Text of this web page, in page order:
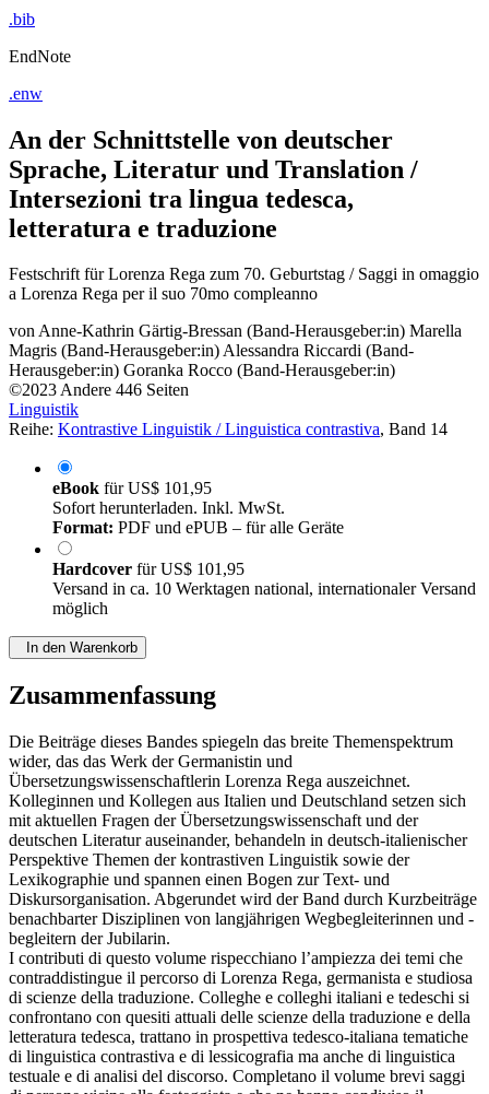
.bib
EndNote
.enw
An der Schnittstelle von deutscher
Sprache, Literatur und Translation /
Intersezioni tra lingua tedesca,
letteratura e traduzione
Festschrift für Lorenza Rega zum 70. Geburtstag / Saggi in omaggio
a Lorenza Rega per il suo 70mo compleanno
vonAnne-Kathrin Gärtig-Bressan (Band-Herausgeber:in) Marella
Magris (Band-Herausgeber:in)Alessandra Riccardi (Band-
Herausgeber:in) Goranka Rocco (Band-Herausgeber:in)
©2023Andere 446 Seiten
Linguistik
Reihe: Kontrastive Linguistik / Linguistica contrastiva, Band 14
eBook fürUS$ 101,95
Sofort herunterladen. Inkl. MwSt.
Format: PDF und ePUB – für alle Geräte
Hardcover fürUS$ 101,95
Versand in ca. 10 Werktagen national, internationaler Versand
möglich
In den Warenkorb
Zusammenfassung
Die Beiträge dieses Bandes spiegeln das breite Themenspektrum
wider, das das Werk der Germanistin und
Übersetzungswissenschaftlerin Lorenza Rega auszeichnet.
Kolleginnen und Kollegen aus Italien und Deutschland setzen sich
mit aktuellen Fragen der Übersetzungswissenschaft und der
deutschen Literatur auseinander, behandeln in deutsch-italienischer
Perspektive Themen der kontrastiven Linguistik sowie der
Lexikographie und spannen einen Bogen zur Text- und
Diskursorganisation. Abgerundet wird der Band durch Kurzbeiträge
benachbarter Disziplinen von langjährigen Wegbegleiterinnen und -
begleitern der Jubilarin.
I contributi di questo volume rispecchiano l’ampiezza dei temi che
contraddistingue il percorso di Lorenza Rega, germanista e studiosa
di scienze della traduzione. Colleghe e colleghi italiani e tedeschi si
confrontano con quesiti attuali delle scienze della traduzione e della
letteratura tedesca, trattano in prospettiva tedesco-italiana tematiche
di linguistica contrastiva e di lessicografia ma anche di linguistica
testuale e di analisi del discorso. Completano il volume brevi saggi